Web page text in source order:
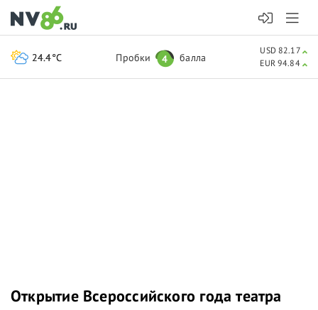
Открытие Всероссийского года театра
24.4°C Пробки 4 балла
USD 82.17
EUR 94.84